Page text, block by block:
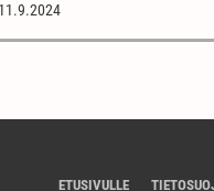
ETUSIVULLE